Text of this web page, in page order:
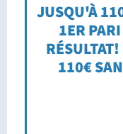
JUSQU'À
1ER
110€